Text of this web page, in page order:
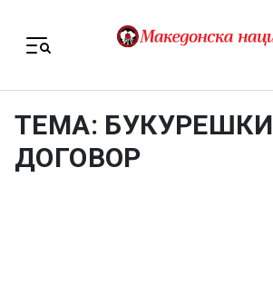
ТЕМА: БУКУРЕШКИ
ДОГОВОР